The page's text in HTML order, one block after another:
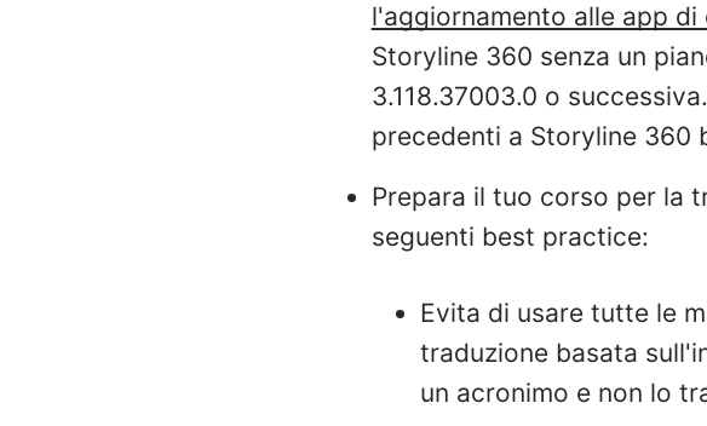
l'aggiornamento alle app di
Storyline 360 senza un
3.118.37003.0 o
precedenti a Storyline 360
Prepara il tuo corso per la
seguenti best practice:
Evita di usare tutte le
traduzione basata
un acronimo e non lo